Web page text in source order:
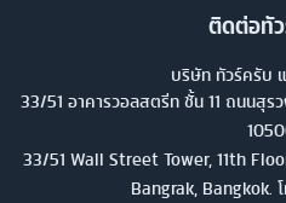
ติดต่อทั
บริษัท ทัวร์ครับ
33/51 อาคารวอลสตรีท ชั้น 11 ถนนสุ
33/51 Wall Street Tower, 11th
Bangrak, Bangkok.